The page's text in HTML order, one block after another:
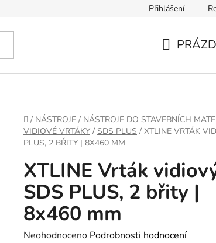
Přihlášení
DOMŮ
/ NÁSTROJE / NÁSTROJE DO STAVEBNÍCH
VIDIOVÉ VRTÁKY / SDS PLUS / XTLINE VRTÁK
PLUS, 2 BŘITY | 8X460 MM
XTLINE Vrták
SDS PLUS, 2 břity |
8x460 mm
Průměrné
Neohodnoceno Podrobnosti hodnocení